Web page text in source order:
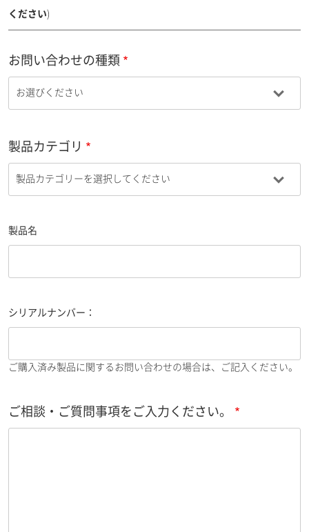
ください)
お問い合わせの種類
製品カテゴリ
製品名
シリアルナンバー：
ご購入済み製品に関するお問い合わせの場合は、ご記入ください。
ご相談・ご質問事項をご入力ください。